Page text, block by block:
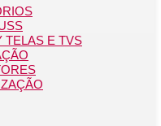
TELAS E TVS